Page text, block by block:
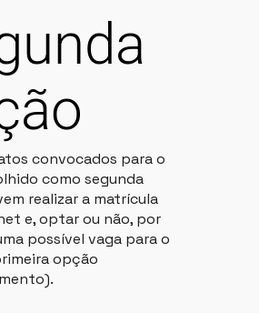
convocados para o
como segunda
realizar a matrícula
e, optar ou não, por
possível vaga para o
opção